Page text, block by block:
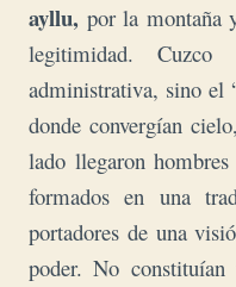
ayllu, por la montaña
legitimidad.
administrativa, sino el
donde convergían
lado llegaron
formados en una
portadores de una
poder. No